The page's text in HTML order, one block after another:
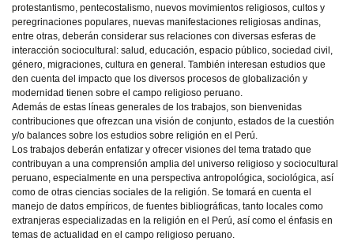
protestantismo, pentecostalismo, nuevos movimientos religiosos, cultos y
peregrinaciones populares, nuevas manifestaciones religiosas andinas,
entre otras, deberán considerar sus relaciones con diversas esferas de
interacción sociocultural: salud, educación, espacio público, sociedad civil,
género, migraciones, cultura en general. También interesan estudios que
den cuenta del impacto que los diversos procesos de globalización y
modernidad tienen sobre el campo religioso peruano.
Además de estas líneas generales de los trabajos, son bienvenidas
contribuciones que ofrezcan una visión de conjunto, estados de la cuestión
y/o balances sobre los estudios sobre religión en el Perú.
Los trabajos deberán enfatizar y ofrecer visiones del tema tratado que
contribuyan a una comprensión amplia del universo religioso y sociocultural
peruano, especialmente en una perspectiva antropológica, sociológica, así
como de otras ciencias sociales de la religión. Se tomará en cuenta el
manejo de datos empíricos, de fuentes bibliográficas, tanto locales como
extranjeras especializadas en la religión en el Perú, así como el énfasis en
temas de actualidad en el campo religioso peruano.